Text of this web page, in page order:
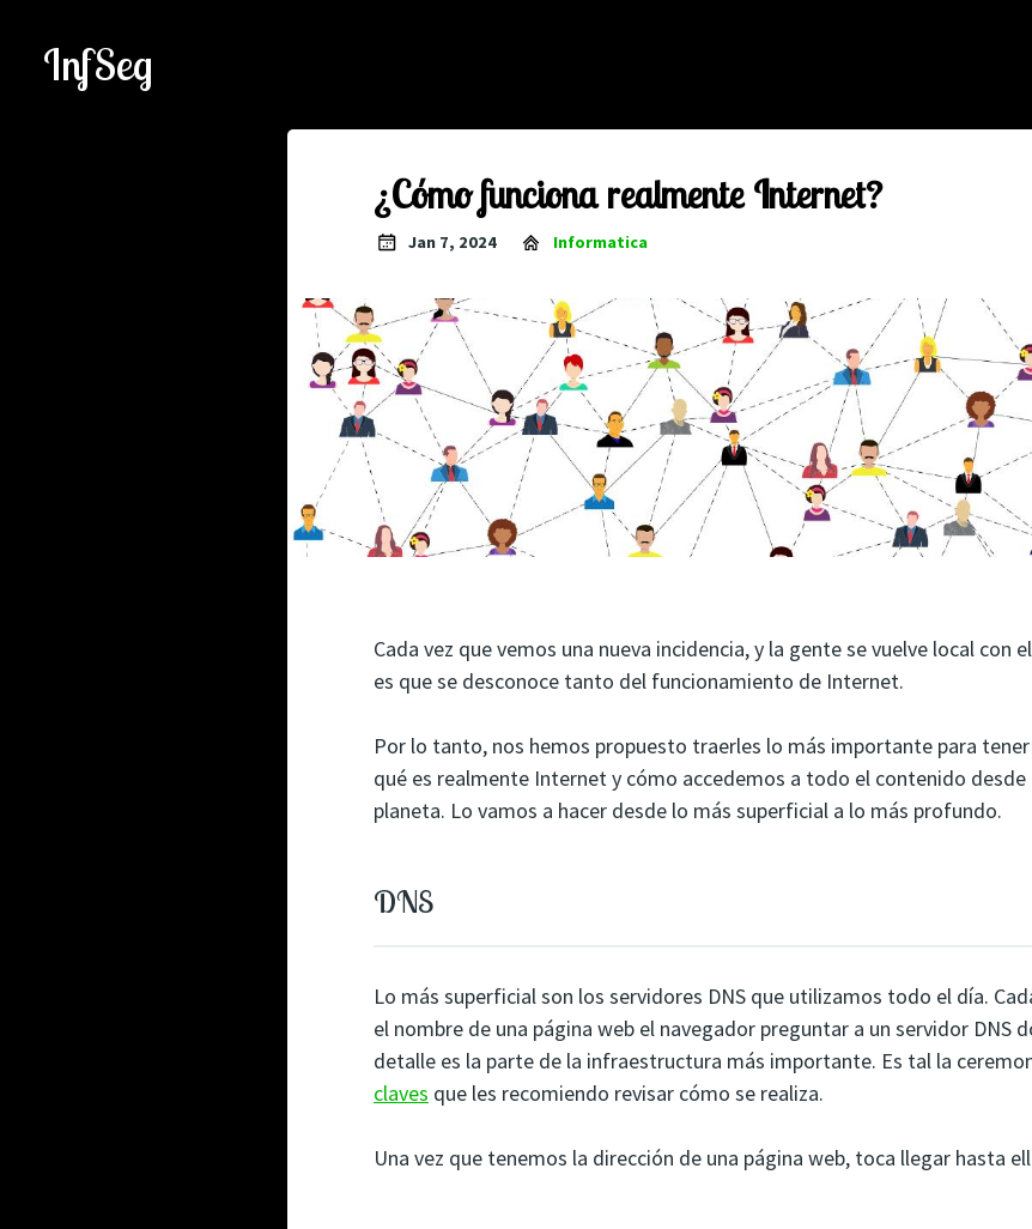
InfSeg
¿Cómo funciona realmente Internet?
Jan 7, 2024 Informatica
Cada vez que vemos una nueva incidencia, y la gente se vuelve local con
es que se desconoce tanto del funcionamiento de Internet.
Por lo tanto, nos hemos propuesto traerles lo más importante para
qué es realmente Internet y cómo accedemos a todo el contenido
planeta. Lo vamos a hacer desde lo más superficial a lo más profundo.
DNS
Lo más superficial son los servidores DNS que utilizamos todo el día.
el nombre de una página web el navegador preguntar a un servidor DNS
detalle es la parte de la infraestructura más importante. Es tal la
claves que les recomiendo revisar cómo se realiza.
Una vez que tenemos la dirección de una página web, toca llegar hasta